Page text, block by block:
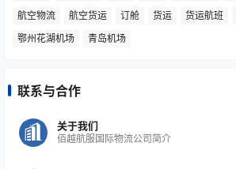
航空物流
航空货运 订舱 货运 货运航班
鄂州花湖机场
青岛机场
联系与合作
关于我们
佰越航服国际物流公司简介